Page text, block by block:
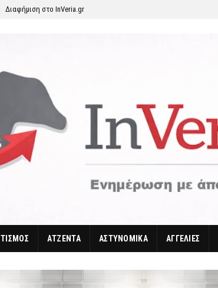
Διαφήμιση στο InVeria.gr
ΑΤΖΕΝΤΑ ΑΣΤΥΝΟΜΙΚΑ ΑΓΓΕΛΙΕΣ